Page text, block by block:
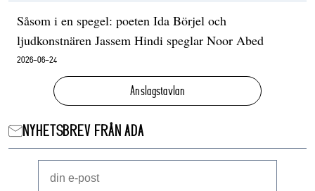
Såsom i en spegel: poeten Ida Börjel och
ljudkonstnären Jassem Hindi speglar Noor Abed
2026-06-24
Anslagstavlan
NYHETSBREV FRÅN ADA